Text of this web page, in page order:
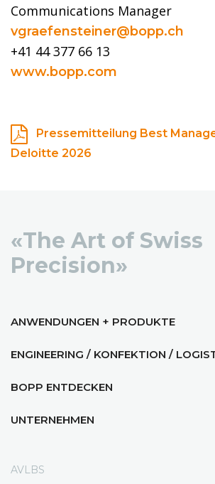
Communications Manager
vgraefensteiner@bopp.ch
+41 44 377 66 13
www.bopp.com
Pressemitteilung Best
Deloitte 2026
«The Art of Swiss
Precision»
ANWENDUNGEN + PRODUKTE
ENGINEERING / KONFEKTION /
BOPP ENTDECKEN
UNTERNEHMEN
AVLBS